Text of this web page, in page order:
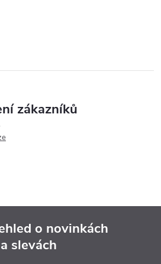
zákazníků
o novinkách
a slevách